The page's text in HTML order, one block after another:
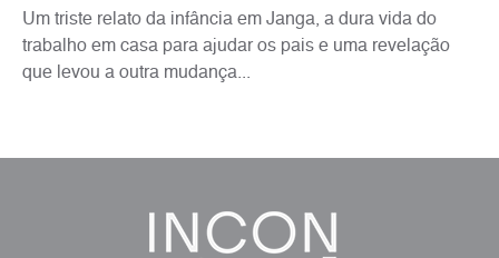
Um triste relato da infância em Janga, a dura vida do
trabalho em casa para ajudar os pais e uma revelação
que levou a outra mudança...